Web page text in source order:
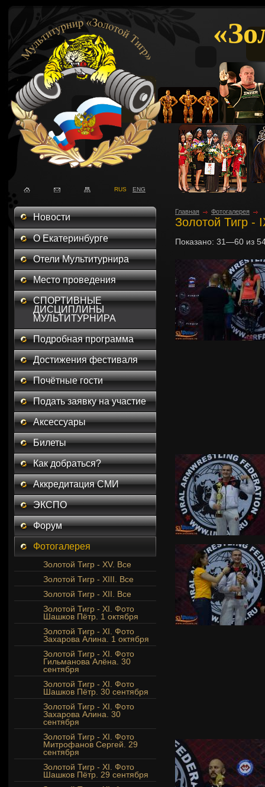
RUS ENG
Новости
О Екатеринбурге
Отели Мультитурнира
Место проведения
СПОРТИВНЫЕ
ДИСЦИПЛИНЫ
МУЛЬТИТУРНИРА
Подробная программа
Достижения фестиваля
Почётные гости
Подать заявку на участие
Аксессуары
Билеты
Как добраться?
Аккредитация СМИ
ЭКСПО
Форум
Фотогалерея
Золотой Тигр - XV. Все
Золотой Тигр - XIII. Все
Золотой Тигр - XII. Все
Золотой Тигр - XI. Фото
Шашков Пётр. 1 октября
Золотой Тигр - XI. Фото
Захарова Алина. 1 октября
Золотой Тигр - XI. Фото
Гильманова Алёна. 30
сентября
Золотой Тигр - XI. Фото
Шашков Пётр. 30 сентября
Золотой Тигр - XI. Фото
Захарова Алина. 30
сентября
Золотой Тигр - XI. Фото
Митрофанов Сергей. 29
сентября
Золотой Тигр - XI. Фото
Шашков Пётр. 29 сентября
Главная Фотогалерея
Золотой Тигр -
Показано: 31—60 из